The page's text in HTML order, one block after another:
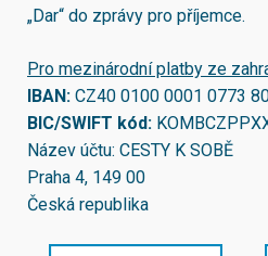
„Dar“ do zprávy pro příjemce.
Pro mezinárodní platby ze
IBAN: CZ40 0100 0001 0773
BIC/SWIFT kód:
Název účtu: CESTY K SOBĚ
Praha 4, 149 00
Česká republika